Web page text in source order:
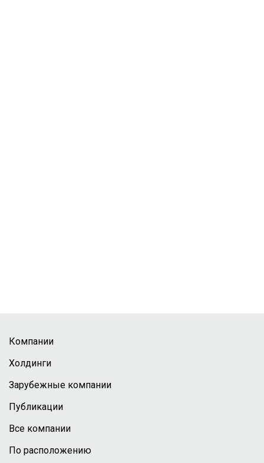
Компании
Холдинги
Зарубежные компании
Публикации
Все компании
По расположению